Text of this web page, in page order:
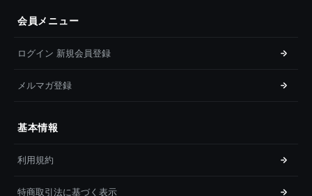
会員メニュー
ログイン 新規会員登録
メルマガ登録
基本情報
利用規約
特商取引法に基づく表示